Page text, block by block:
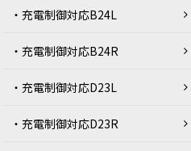
・充電制御対応B24L
・充電制御対応B24R
・充電制御対応D23L
・充電制御対応D23R